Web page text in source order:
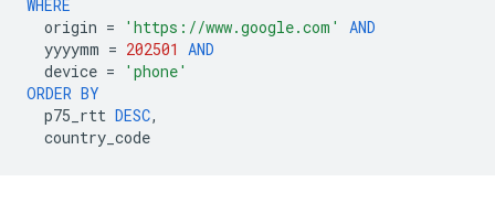
WHERE
origin = 'https://www.google.com'
AND
yyyymm = 202501 AND
device =
'phone'
ORDER BY
p75_rtt DESC,
country_code